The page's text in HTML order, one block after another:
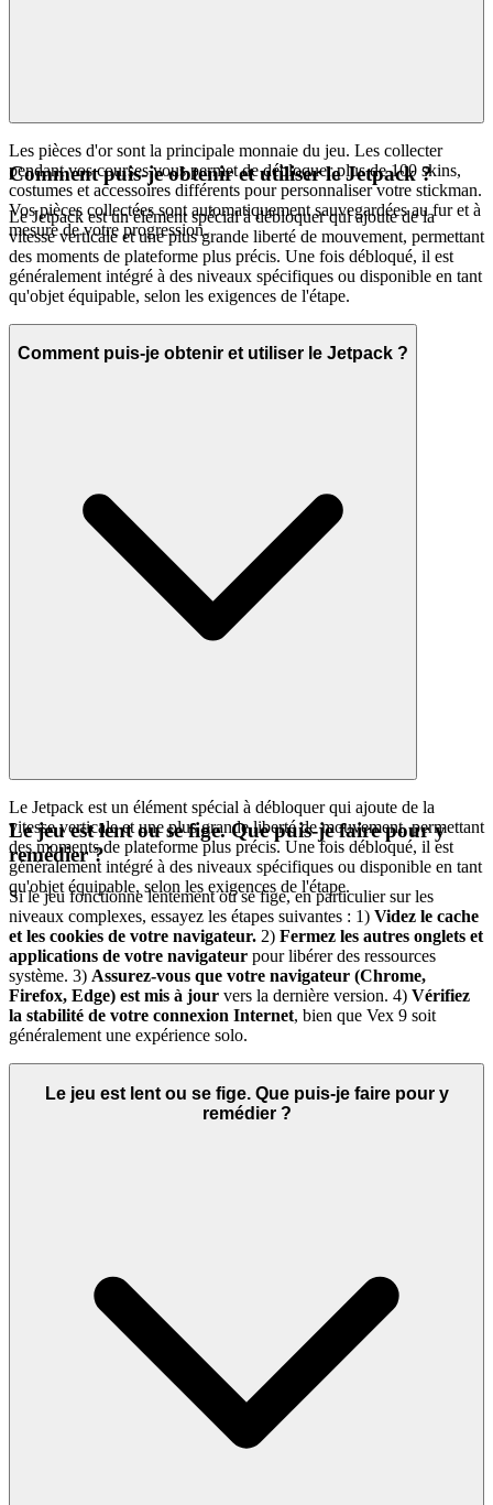
Les pièces d'or sont la principale monnaie du jeu. Les collecter
pendant vos courses vous permet de débloquer plus de 100 skins,
costumes et accessoires différents pour personnaliser votre stickman.
Vos pièces collectées sont automatiquement sauvegardées au fur et à
mesure de votre progression.
Comment puis-je obtenir et utiliser le Jetpack ?
Le Jetpack est un élément spécial à débloquer qui ajoute de la
vitesse verticale et une plus grande liberté de mouvement, permettant
des moments de plateforme plus précis. Une fois débloqué, il est
généralement intégré à des niveaux spécifiques ou disponible en tant
qu'objet équipable, selon les exigences de l'étape.
Comment puis-je obtenir et utiliser le Jetpack ?
Le Jetpack est un élément spécial à débloquer qui ajoute de la
vitesse verticale et une plus grande liberté de mouvement, permettant
des moments de plateforme plus précis. Une fois débloqué, il est
généralement intégré à des niveaux spécifiques ou disponible en tant
qu'objet équipable, selon les exigences de l'étape.
Le jeu est lent ou se fige. Que puis-je faire pour y
remédier ?
Si le jeu fonctionne lentement ou se fige, en particulier sur les
niveaux complexes, essayez les étapes suivantes : 1) Videz le cache
et les cookies de votre navigateur. 2) Fermez les autres onglets et
applications de votre navigateur pour libérer des ressources
système. 3) Assurez-vous que votre navigateur (Chrome,
Firefox, Edge) est mis à jour vers la dernière version. 4) Vérifiez
la stabilité de votre connexion Internet, bien que Vex 9 soit
généralement une expérience solo.
Le jeu est lent ou se fige. Que puis-je faire pour y
remédier ?